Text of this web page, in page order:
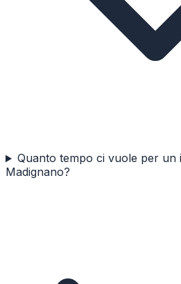
Quanto tempo ci vuole per un
Madignano?